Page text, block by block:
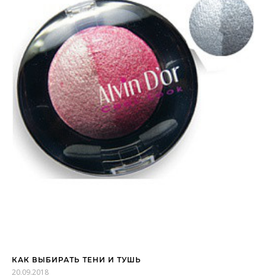
КАК ВЫБИРАТЬ ТЕНИ И ТУШЬ
20.09.2018